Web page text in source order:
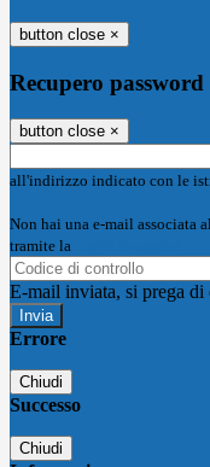
button close ×
Recupero password
button close ×
all'indirizzo indicato con le
Non hai una e-mail associata
tramite la
E-mail inviata, si prega di
Errore
Chiudi
Successo
Chiudi